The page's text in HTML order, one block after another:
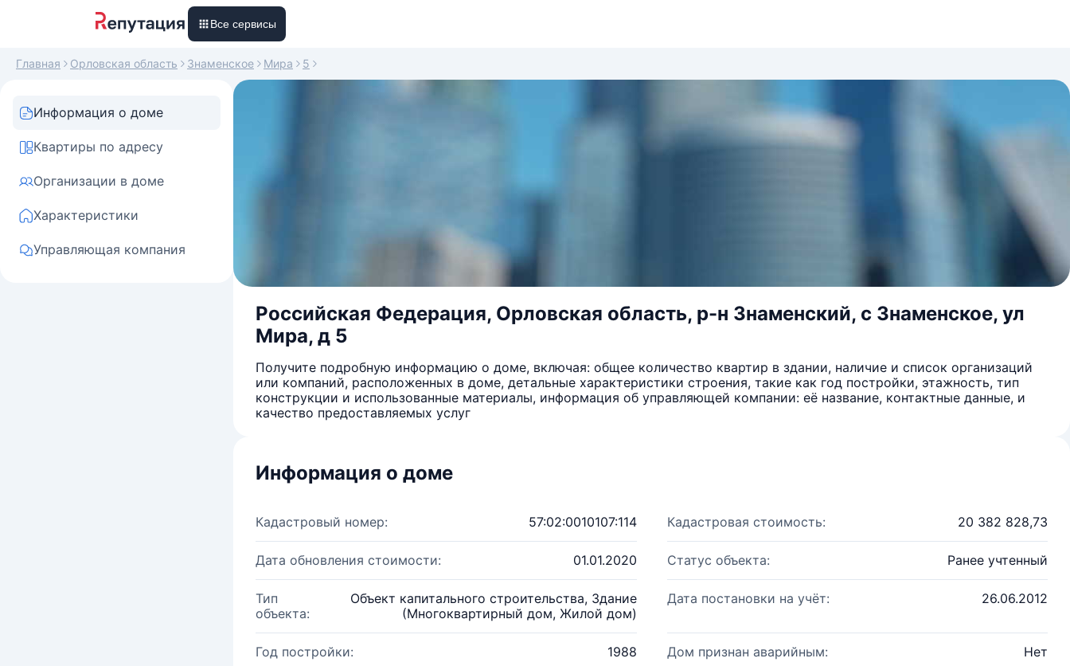
Все сервисы
Главная Орловская область Знаменское Мира 5
Информация о доме
Квартиры по адресу
Организации в доме
Характеристики
Управляющая компания
Российская Федерация, Орловская область, р-н Знаменский, с Знаменское, ул
Мира, д 5
Получите подробную информацию о доме, включая: общее количество квартир в здании, наличие и список организаций
или компаний, расположенных в доме, детальные характеристики строения, такие как год постройки, этажность, тип
конструкции и использованные материалы, информация об управляющей компании: её название, контактные данные, и
качество предоставляемых услуг
Информация о доме
Кадастровый номер: 57:02:0010107:114 Кадастровая стоимость: 20 382 828,73
Дата обновления стоимости: 01.01.2020 Статус объекта: Ранее учтенный
Тип
объекта:
Объект капитального строительства, Здание
(Многоквартирный дом, Жилой дом)
Дата постановки на учёт: 26.06.2012
Год постройки: 1988 Дом признан аварийным: Нет